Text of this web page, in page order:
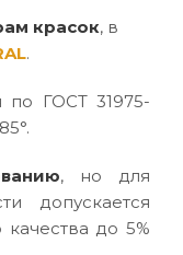
красок, в
.
по ГОСТ 31975-
, но для
допускается
до 5%